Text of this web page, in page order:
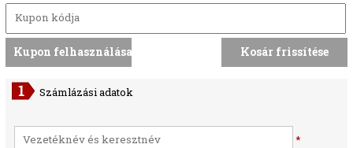
Számlázási adatok
*